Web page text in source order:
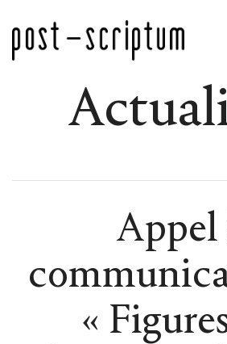
Appel
«